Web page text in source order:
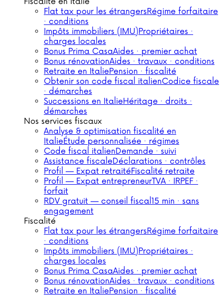
Flat tax pour les étrangersRégime forfaitaire
· conditions
Impôts immobiliers (IMU)Propriétaires ·
charges locales
Bonus Prima CasaAides · premier achat
Bonus rénovationAides · travaux · conditions
Retraite en ItaliePension · fiscalité
Obtenir son code fiscal italienCodice fiscale
· démarches
Successions en ItalieHéritage · droits ·
démarches
Nos services fiscaux
Analyse & optimisation fiscalité en
ItalieÉtude personnalisée · régimes
Code fiscal italienDemande · suivi
Assistance fiscaleDéclarations · contrôles
Profil — Expat retraitéFiscalité retraite
Profil — Expat entrepreneurTVA · IRPEF ·
forfait
RDV gratuit — conseil fiscal15 min · sans
engagement
Fiscalité
Flat tax pour les étrangersRégime forfaitaire
· conditions
Impôts immobiliers (IMU)Propriétaires ·
charges locales
Bonus Prima CasaAides · premier achat
Bonus rénovationAides · travaux · conditions
Retraite en ItaliePension · fiscalité